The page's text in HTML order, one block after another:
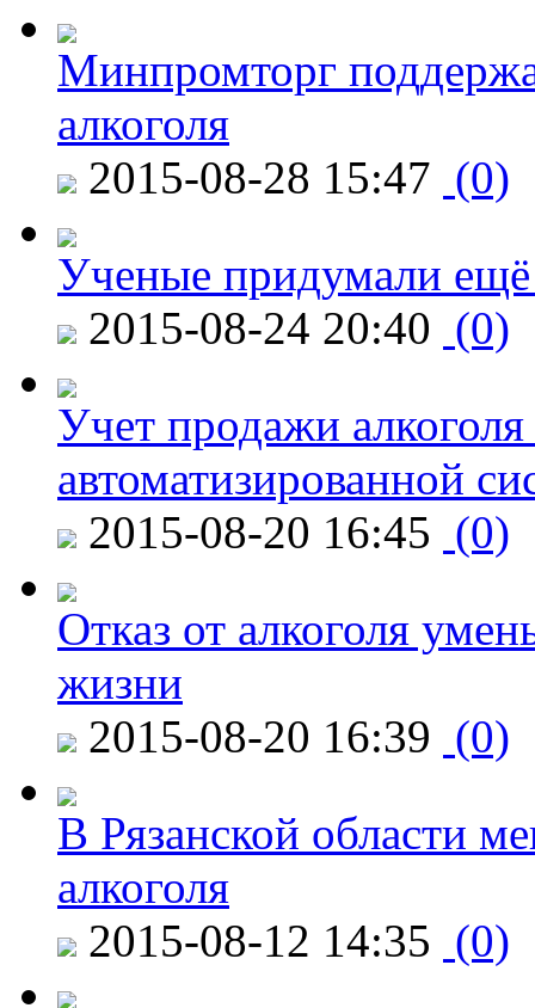
Минпромторг
алкоголя
2015-08-28 15:47 (0)
Ученые придумали ещё
2015-08-24 20:40 (0)
Учет продажи
автоматизированной
2015-08-20 16:45 (0)
Отказ от алкоголя
жизни
2015-08-20 16:39 (0)
В Рязанской области
алкоголя
2015-08-12 14:35 (0)